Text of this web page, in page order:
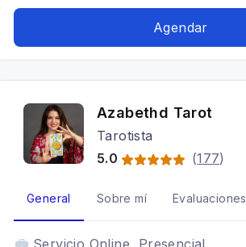
Agendar
Azabethd Tarot
Tarotista
5.0
(177)
General Sobre mí Evaluaciones
Servicio Online, Presencial